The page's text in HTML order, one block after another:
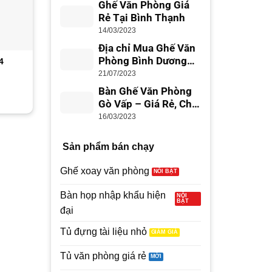
Ghế quầy bar BAR14
Giá
gốc
là:
1,450,000₫.
1,050,000₫Giá
hiện
tại
Ghế quầy bar BAR17
1,350,000
Ghế Văn Phòng Giá
Rẻ Tại Bình Thạnh
14/03/2023
Địa chỉ Mua Ghế Văn
Phòng Bình Dương
Giá Rẻ, Uy Tín
21/07/2023
Bàn Ghế Văn Phòng
Gò Vấp – Giá Rẻ, Chất
Lượng
16/03/2023
Sản phẩm bán chạy
Ghế xoay văn phòng
Bàn họp nhập khẩu hiện
đại
Tủ đựng tài liệu nhỏ
Tủ văn phòng giá rẻ